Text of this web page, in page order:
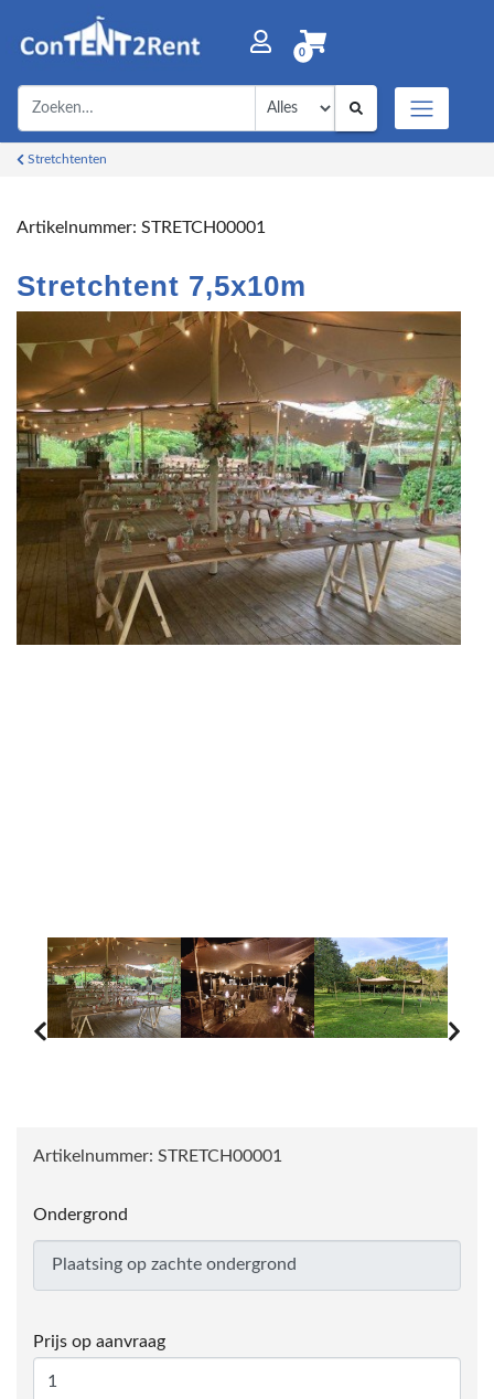
0
Stretchtenten
Artikelnummer: STRETCH00001
Stretchtent 7,5x10m
Artikelnummer: STRETCH00001
Ondergrond
Prijs op aanvraag